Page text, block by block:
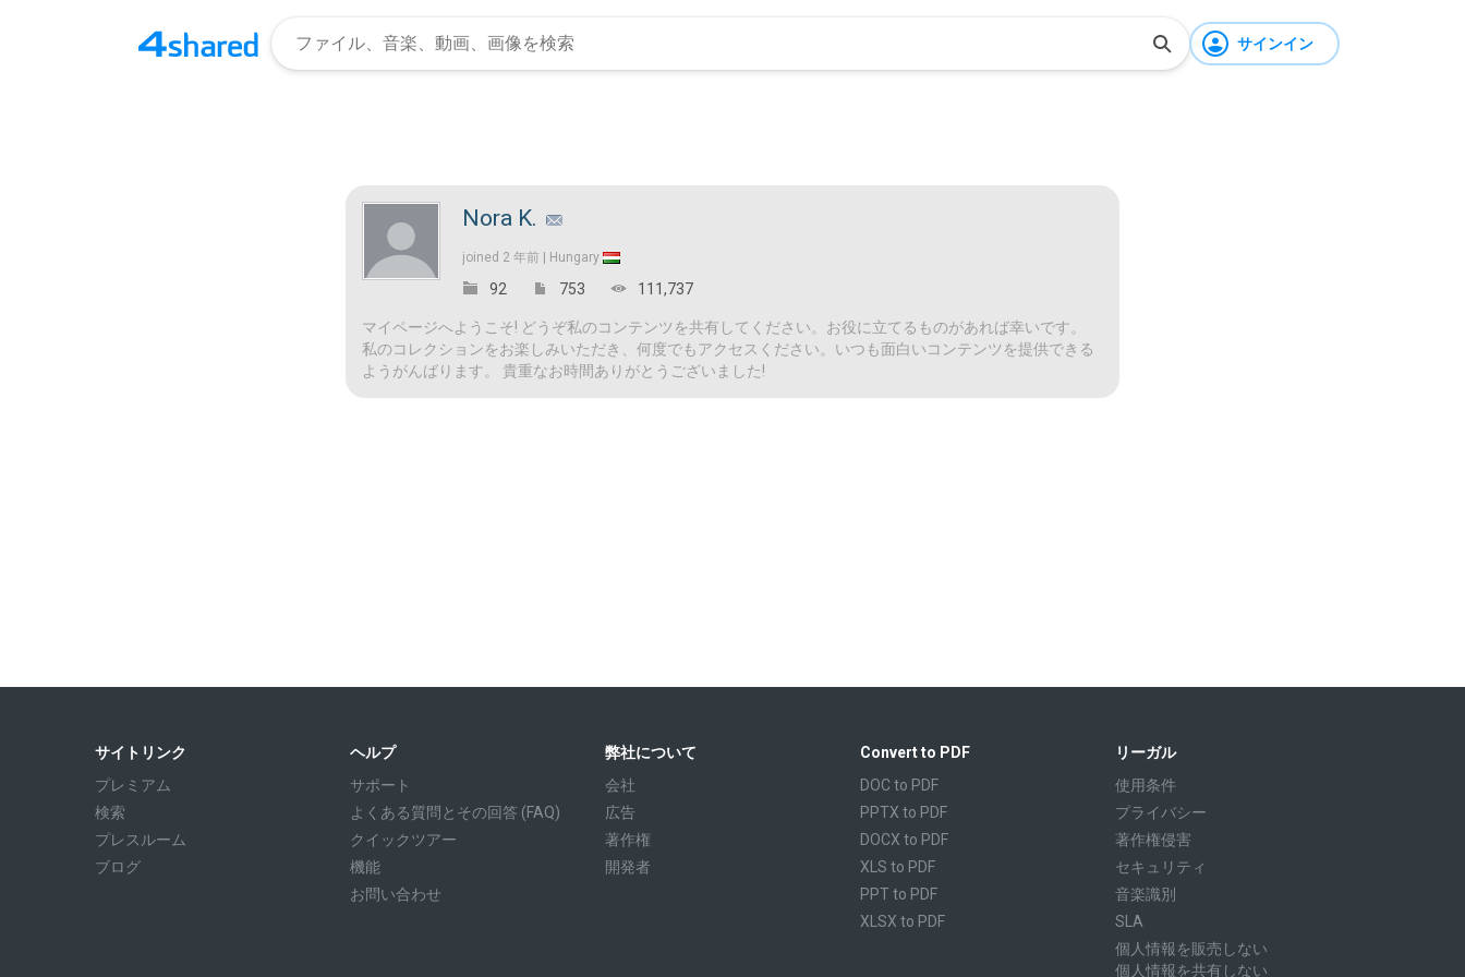
サインイン
Nora K.
joined 2 年前 | Hungary
92 753 111,737
マイページへようこそ! どうぞ私のコンテンツを共有してください。お役に立てるものがあれば幸いです。
私のコレクションをお楽しみいただき、何度でもアクセスください。いつも面白いコンテンツを提供できる
ようがんばります。 貴重なお時間ありがとうございました!
サイトリンク
プレミアム
検索
プレスルーム
ブログ
ヘルプ
サポート
よくある質問とその回答 (FAQ)
クイックツアー
機能
お問い合わせ
弊社について
会社
広告
著作権
開発者
Convert to PDF
DOC to PDF
PPTX to PDF
DOCX to PDF
XLS to PDF
PPT to PDF
XLSX to PDF
リーガル
使用条件
プライバシー
著作権侵害
セキュリティ
音楽識別
SLA
個人情報を販売しない
個人情報を共有しない